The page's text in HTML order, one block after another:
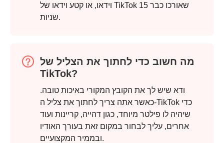
וידאו, או קטע וידאו של TikTok שאורכו כבר 15
שניות.
מה חשוב כדי לחתוך את הצליל של
TikTok?
ודא שיש לך את הקובץ המקורי באיכות טובה.
כאשר אתה צריך לחתוך את צליל ה-TikTok כדי
שיהיה לו פילטר מיוחד, כגון דהייה, קריינות ועוד
אחרים, עליך לבחור במקום זאת בעורך האודיו
ובממיר המקצועיים.